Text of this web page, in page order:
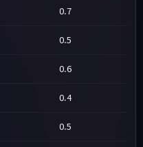
0.7
0.5
0.6
0.4
0.5